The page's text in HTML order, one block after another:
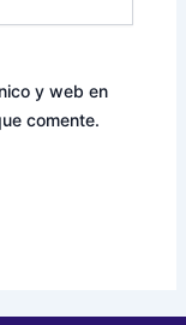
y web en
comente.